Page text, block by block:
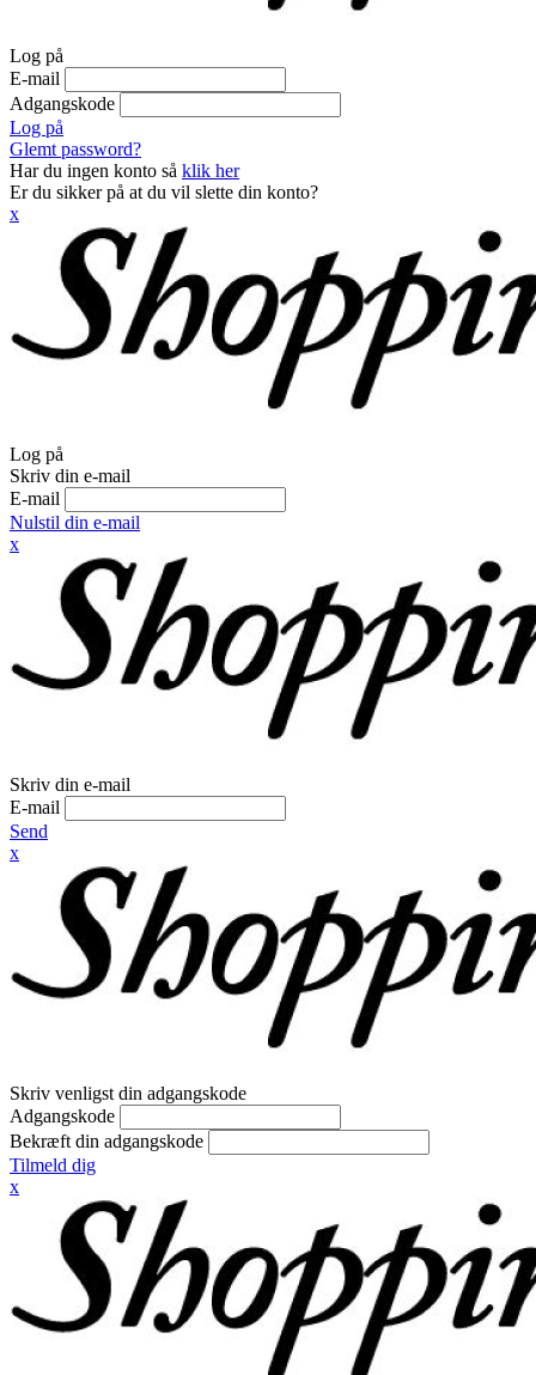
Log på
E-mail
Adgangskode
Log på
Glemt password?
Har du ingen konto så klik her
Er du sikker på at du vil slette din konto?
x
Log på
Skriv din e-mail
E-mail
Nulstil din e-mail
x
Skriv din e-mail
E-mail
Send
x
Skriv venligst din adgangskode
Adgangskode
Bekræft din adgangskode
Tilmeld dig
x